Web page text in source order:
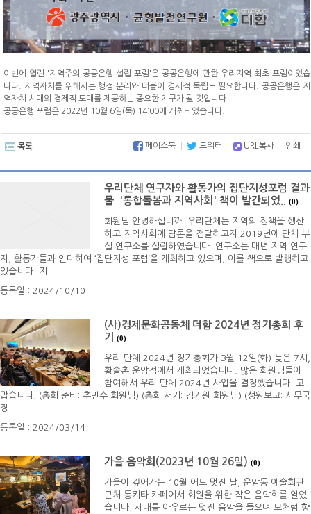
이번에 열린 '지역주의 공공은행 설립 포럼'은 공공은행에 관한 우리지역 최초 포럼이었습
니다. 지역자치를 위해서는 행정 분리와 더불어 경제적 독립도 필요합니다. 공공은행은 지
역자치 시대의 경제적 토대를 제공하는 중요한 기구가 될 것입니다.
공공은행 포럼은 2022년 10월 6일(목) 14:00에 개최되었습니다.
목록 페이스북 트위터 URL복사 인쇄
우리단체 연구자와 활동가의 집단지성포럼 결과
물 '통합돌봄과 지역사회' 책이 발간되었..
(0)
회원님 안녕하십니까. 우리단체는 지역의 정책을 생산
하고 지역사회에 담론을 전달하고자 2019년에 단체 부
설 연구소를 설립하였습니다. 연구소는 매년 지역 연구
자, 활동가들과 연대하여 ‘집단지성 포럼’을 개최하고 있으며, 이를 책으로 발행하고
있습니다. 지..
등록일 : 2024/10/10
(사)경제문화공동체 더함 2024년 정기총회 후
기
(0)
우리 단체 2024년 정기총회가 3월 12일(화) 늦은 7시,
황솔촌 운암점에서 개최되었습니다. 많은 회원님들이
참여해서 우리 단체 2024년 사업을 결정했습니다. 고
맙습니다. (총회 준비: 추민수 회원님) (총회 서기: 김기원 회원님) (성원보고: 사무국
장..
등록일 : 2024/03/14
가을 음악회(2023년 10월 26일) (0)
가을이 깊어가는 10월 어느 멋진 날, 운암동 예술회관
근처 통키타 카페에서 회원을 위한 작은 음악회를 열었
습니다. 세대를 아우르는 멋진 음악을 들으며 모처럼 향